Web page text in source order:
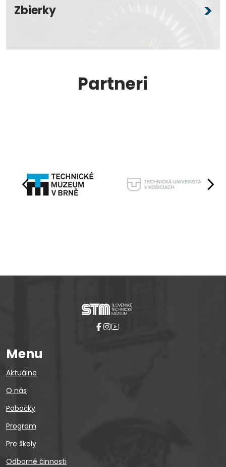
Zbierky
Partneri
Menu
Aktuálne
O nás
Pobočky
Program
Pre školy
Odborné činnosti